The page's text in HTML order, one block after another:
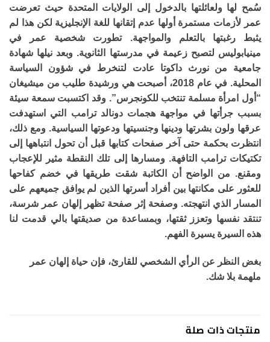
سُمح لها ولعائلتها بالدخول إلى الولايات المتحدة حيث تعرضت
عمر لأزمات مستمرة أولها عدم إتقانها للغة الإنجليزية لكن هذا لم
يثبط رغبتها بالتعلم والمواجهة. تطورت شخصية عمر في
مينيابوليس لتصبح زعيمة في مدرستها الثانوية. وبعد نيلها شهادة
جامعية من نورث داكوتا عادت لتنخرط في شؤون السياسة
المحلية. في عام 2018، أصبحت هي ورشيدة طليب من ميشيغان
“أول امرأة مسلمة تنتخب للكونجرس”. وقد اكتسبت سمعة سيئة
بسبب جرأتها في مواجهة هجمات دونالد ترامب التي استهدفت
عرقها ولون بشرتها ودينها وجنسيتها ودعوتها السياسية. ومع ذلك،
انتظرت بحكمة حتى آخر صفحات كتابها قبل أن تحول انتباهها إلى
تكتيكات ترامب التافهة. ومسارها إلى تلك النقطة مثير للإعجاب
ومقنع. من الواضح أن الكاتبة شقت طريقها في خضم كفاحها
للعثور على مكانتها بين أفراد أسرتها الذين لم يوافق جميعهم على
المسار الذي انتهجته. وصفحة إثر صفحة تظهر إلهان عمر شرسة،
تنتقد نفسها وتعزز ثقتها، وبمساعدة من صديقتها بالي قدمت لنا
هذه السيرة يسيرة الفهم.
بغض النظر عن الرأي الشخصي للقارئ، فإن حياة إلهان عمر
ملهمة بلا شك.
منتجات ذات صلة